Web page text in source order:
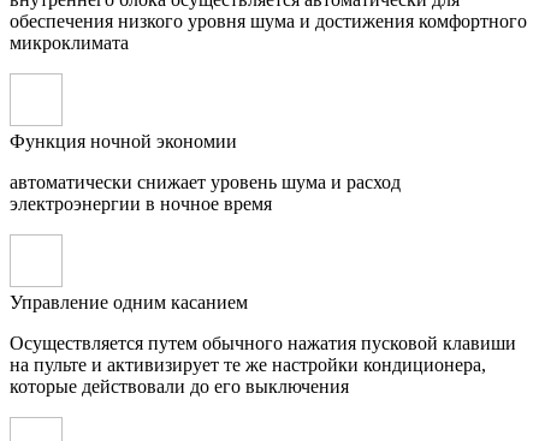
обеспечения низкого уровня шума и достижения комфортного
микроклимата
Функция ночной экономии
автоматически снижает уровень шума и расход
электроэнергии в ночное время
Управление одним касанием
Осуществляется путем обычного нажатия пусковой клавиши
на пульте и активизирует те же настройки кондиционера,
которые действовали до его выключения